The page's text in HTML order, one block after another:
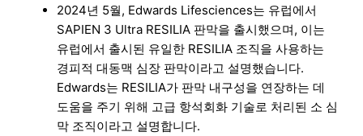
2024년 5월, Edwards Lifesciences는 유럽에서
SAPIEN 3 Ultra RESILIA 판막을 출시했으며, 이는
유럽에서 출시된 유일한 RESILIA 조직을 사용하는
경피적 대동맥 심장 판막이라고 설명했습니다.
Edwards는 RESILIA가 판막 내구성을 연장하는 데
도움을 주기 위해 고급 항석회화 기술로 처리된 소 심
막 조직이라고 설명합니다.